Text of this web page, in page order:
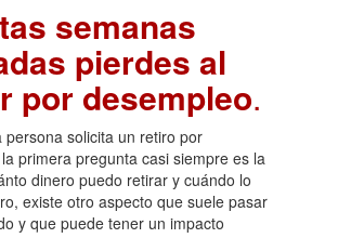
semanas
pierdes al
por desempleo.
persona solicita un retiro por
primera pregunta casi siempre es la
dinero puedo retirar y cuándo lo
existe otro aspecto que suele pasar
y que puede tener un impacto